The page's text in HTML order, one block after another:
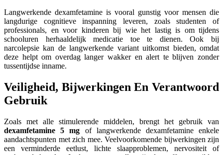
Langwerkende dexamfetamine is vooral gunstig voor mensen die
langdurige cognitieve inspanning leveren, zoals studenten of
professionals, en voor kinderen bij wie het lastig is om tijdens
schooluren herhaaldelijk medicatie toe te dienen. Ook bij
narcolepsie kan de langwerkende variant uitkomst bieden, omdat
deze helpt om overdag langer wakker en alert te blijven zonder
tussentijdse inname.
Veiligheid, Bijwerkingen En Verantwoord
Gebruik
Zoals met alle stimulerende middelen, brengt het gebruik van
dexamfetamine 5 mg of langwerkende dexamfetamine enkele
aandachtspunten met zich mee. Veelvoorkomende bijwerkingen zijn
een verminderde eetlust, lichte slaapproblemen, nervositeit of